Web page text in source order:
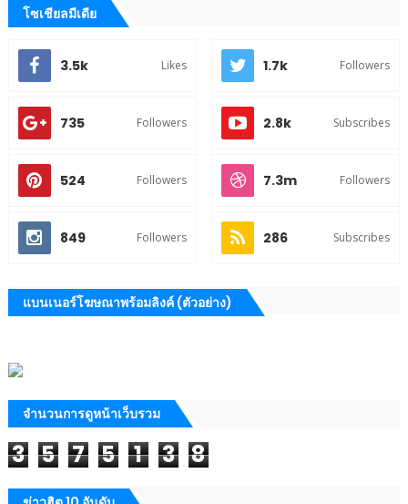
โซเชียลมีเดีย
3.5k Likes 1.7k Followers
735 Followers 2.8k Subscribes
524 Followers 7.3m Followers
849 Followers 286 Subscribes
แบนเนอร์โฆษณาพร้อมลิงค์ (ตัวอย่าง)
จำนวนการดูหน้าเว็บรวม
3 5 7 5 1 3 8